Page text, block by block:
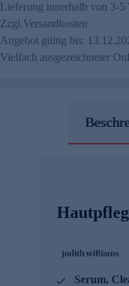
Lieferung innerhalb von 3-5
Zzgl.Versandkosten
Angebot gültig bis:
Vielfach ausgezeichneter
Serum,